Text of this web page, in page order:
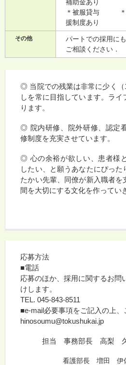
補助金あり
＊被服貸与
援制度あり
その他
パートでの採用に
ご相談ください．
◎ 当院での残業は非常に少く（
しを常に目指しています。ラ
ります。
◎ 院内研修、院外研修、認定
修制度を充実させています。
◎ 心の余裕が欲しい、患者様
したい、と願うあなたにぴった
たかい先輩、同僚が新入職者を
間を大切にする文化を作ってい
応募方法
■電話
応募のほか、採用に関するお問
けします。
TEL. 045-843-8511
■e-mail必要事項をご記入の上、
hinosoumu@tokushukai.jp
担当 事務部長 高梨 久
看護部長 増田 伊